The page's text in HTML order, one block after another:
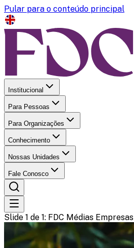
Pular para o conteúdo principal
Institucional
Para Pessoas
Para Organizações
Conhecimento
Nossas Unidades
Fale Conosco
Slide 1 de 1: FDC Médias Empresas